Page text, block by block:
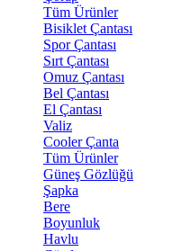
Tüm Ürünler
Bisiklet Çantası
Spor Çantası
Sırt Çantası
Omuz Çantası
Bel Çantası
El Çantası
Valiz
Cooler Çanta
Tüm Ürünler
Güneş Gözlüğü
Şapka
Bere
Boyunluk
Havlu